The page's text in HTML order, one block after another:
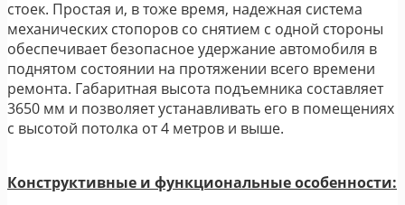
стоек. Простая и, в тоже время, надежная система
механических стопоров со снятием с одной стороны
обеспечивает безопасное удержание автомобиля в
поднятом состоянии на протяжении всего времени
ремонта. Габаритная высота подъемника составляет
3650 мм и позволяет устанавливать его в помещениях
с высотой потолка от 4 метров и выше.
Конструктивные и функциональные особенности: